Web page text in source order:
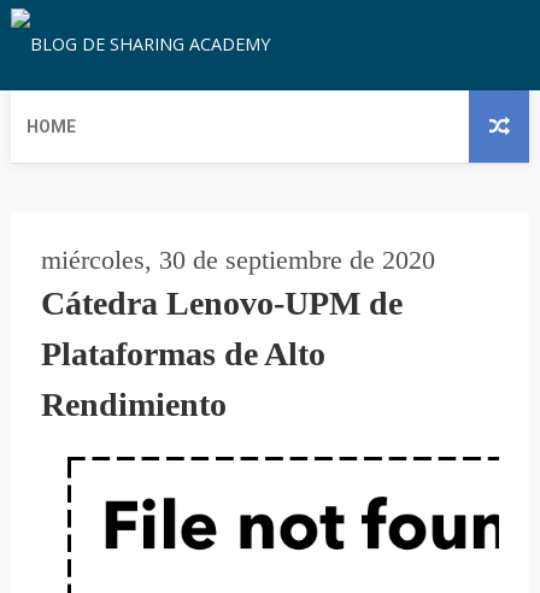
HOME
miércoles, 30 de septiembre de 2020
Cátedra Lenovo-UPM de
Plataformas de Alto
Rendimiento